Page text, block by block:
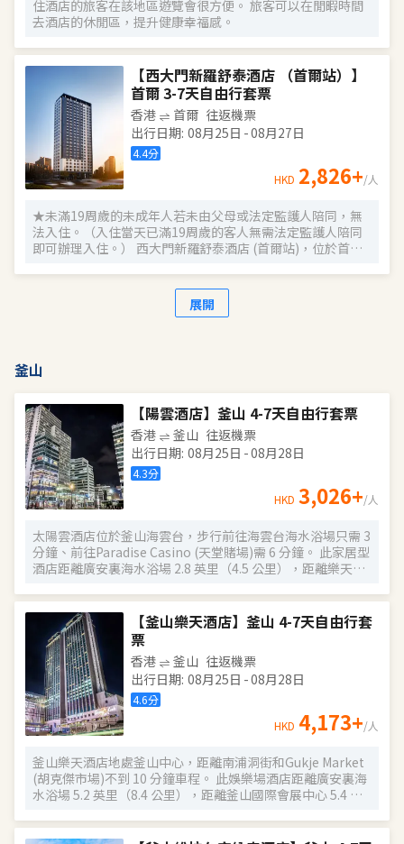
住酒店的旅客在該地區遊覽會很方便。 旅客可以在閒暇時間
去酒店的休閒區，提升健康幸福感。
【西大門新羅舒泰酒店 （首爾站）】
首爾 3-7天自由行套票
香港 首爾 往返機票
出行日期: 08月25日 -08月27日
4.4分
HKD 2,826+/人
★未滿19周歲的未成年人若未由父母或法定監護人陪同，無
法入住。（入住當天已滿19周歲的客人無需法定監護人陪同
即可辦理入住。） 西大門新羅舒泰酒店 (首爾站)，位於首爾
可到達歷史悠久的貞洞劇院和古典秀美的德壽宮石牆路。酒
店距離金浦機場約40分鐘車程，距離仁川機場約1小時車程，
之感；客房更是舒適安逸，自有一種秀美婉約的氣質。您在
遊覽附近歷史悠久的名勝之後，再回房享受舒適睡眠，更能
感受此處沉澱的文化氣息。酒店提供的各種服務及設施，如
24小時前台、商務中心、私人浴室、免費停車場、健身中心
等，能讓您體驗尊貴、盡享舒適。餐廳供應自助早餐，您可
在優雅的環境中盡情享用。 西大門新羅舒泰酒店 (首爾站)，
環境舒適，地理位置優越，吸引了眾多來此遊覽觀光的商旅
人士，是您在首爾留宿的理想之選。
展開
釜山
【陽雲酒店】釜山 4-7天自由行套票
香港 釜山 往返機票
出行日期: 08月25日 -08月28日
4.3分
HKD 3,026+/人
太陽雲酒店位於釜山海雲台，步行前往海雲台海水浴場只需 3
分鐘、前往Paradise Casino (天堂賭場)需 6 分鐘。 此家居型
酒店距離廣安裏海水浴場 2.8 英里（4.5 公里），距離樂天百
身中心和季節性開放的室外游泳池等度假設施。此酒店還提
供免費 WiFi、遊樂廳/遊戲室和現場救生員。 在太陽雲酒店，
您可以去餐廳享用美餐。每天 7:00 至 10:00 提供收費的自助
式早餐。 特色服務/設施包括24 小時前台服務、多語言服務
和行李寄存。酒店提供免費自助停車。 有 91 間客房提供冰箱
和液晶電視；您定能在旅途中找到家的舒適。提供免費無線
網絡，方便您與朋友保持聯繫；衞星頻道可滿足您的娛樂需
求。浴室提供淋浴設施、免費洗浴用品和坐浴桶。便利設施
包括迷你吧和電熱水壺；而且每天提供客房服務。
【釜山樂天酒店】釜山 4-7天自由行套
票
香港 釜山 往返機票
出行日期: 08月25日 -08月28日
4.6分
HKD 4,173+/人
釜山樂天酒店地處釜山中心，距離南浦洞街和Gukje Market
(胡克傑市場)不到 10 分鐘車程。 此娛樂場酒店距離廣安裏海
水浴場 5.2 英里（8.4 公里），距離釜山國際會展中心 5.4 英
您可以享受按摩。去娛樂場瀟灑一晚之前，2 個熱水浴缸是您